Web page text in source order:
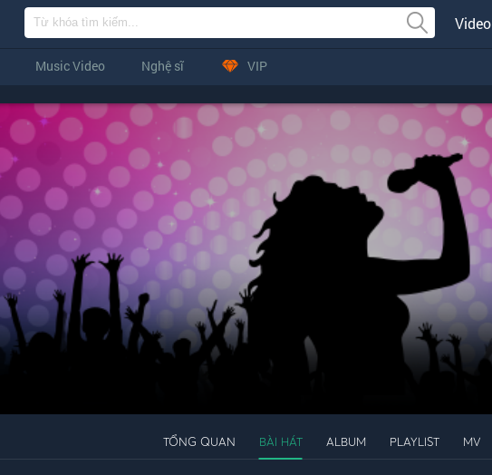
Video
Music Video Nghệ sĩ VIP
TỔNG QUAN BÀI HÁT ALBUM PLAYLIST MV